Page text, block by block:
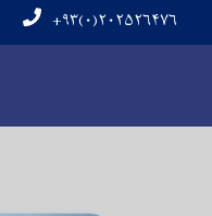
+۹۳(۰)۲۰۲۵۲۶۴۷۶